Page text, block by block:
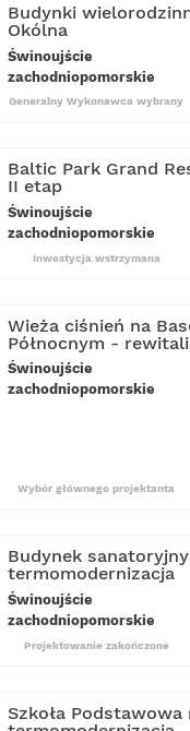
Budynki
Okólna
Świnoujście
zachodniopomorskie
Generalny Wykonawca wybrany
Baltic Park Grand
II etap
Świnoujście
zachodniopomorskie
Inwestycja wstrzymana
Wieża ciśnień na
Północnym -
Świnoujście
zachodniopomorskie
Wybór głównego projektanta
Budynek
termomodernizacja
Świnoujście
zachodniopomorskie
Projektowanie zakończone
Szkoła Podstawowa